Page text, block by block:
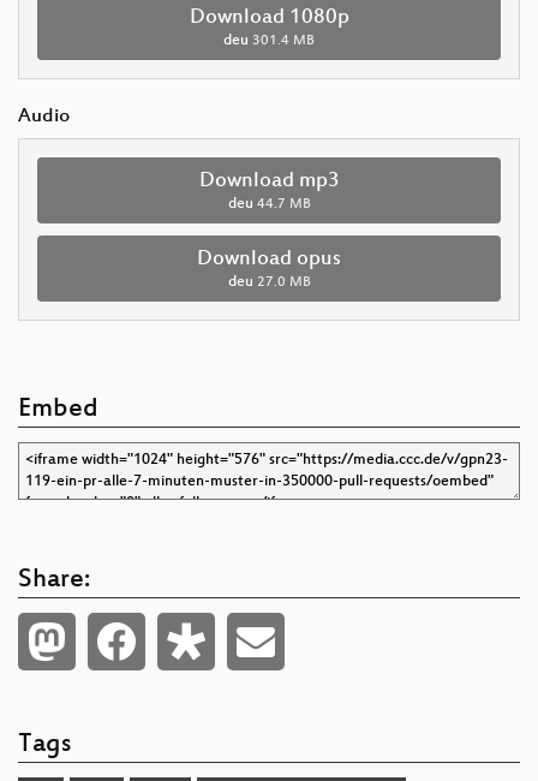
Download 1080p
deu 301.4 MB
Audio
Download mp3
deu 44.7 MB
Download opus
deu 27.0 MB
Embed
Share:
Tags